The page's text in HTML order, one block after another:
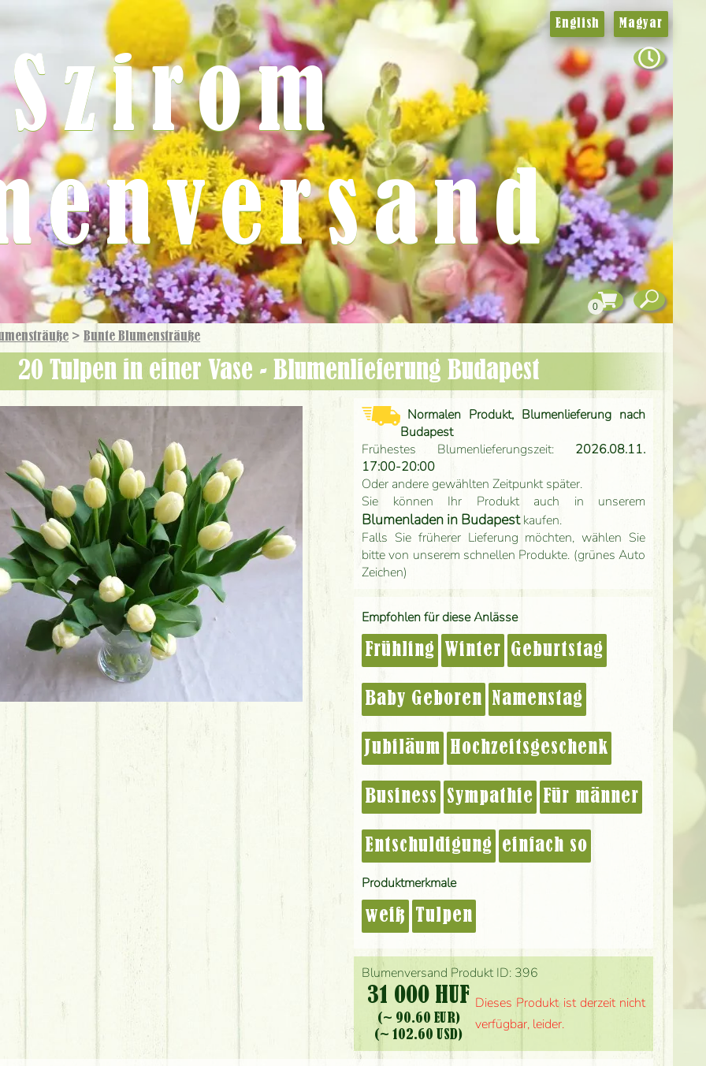
> Bunte Blumensträuße
20 Tulpen in einer Vase - Blumenlieferung Budapest
Blumenversand Produkt ID: 396
31 000 HUF
(~ 90.60 EUR)
(~ 102.60 USD)
Dieses Produkt ist derzeit nicht
verfügbar, leider.
Normalen Produkt, Blumenlieferung nach
Budapest
Frühestes Blumenlieferungszeit: 2026.08.11.
17:00-20:00
Oder andere gewählten Zeitpunkt später.
Sie können Ihr Produkt auch in unserem
Blumenladen in Budapestkaufen.
Falls Sie früherer Lieferung möchten, wählen Sie
bitte von unserem schnellen Produkte. (grünes Auto
Zeichen)
Empfohlen für diese Anlässe
Frühling Winter Geburtstag
Baby Geboren Namenstag
Jubiläum Hochzeitsgeschenk
Business Sympathie Für männer
Entschuldigung einfach so
Produktmerkmale
weiß Tulpen
English Magyar
Szirom
0